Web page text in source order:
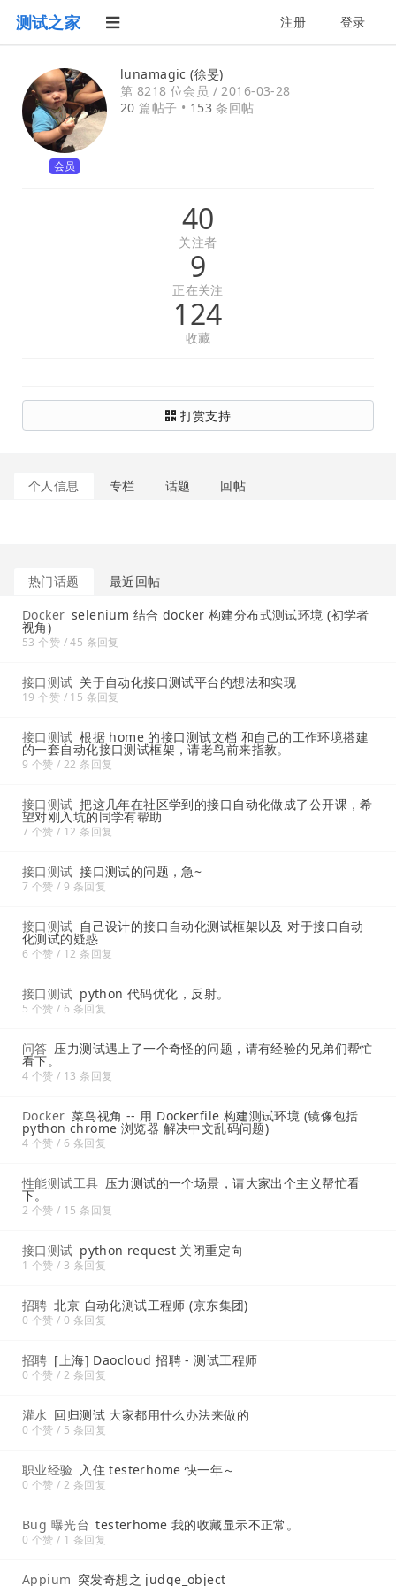
测试之家 注册 登录
会员
lunamagic (徐旻)
第 8218 位会员 /2016-03-28
20 篇帖子 • 153 条回帖
40
关注者
9
正在关注
124
收藏
打赏支持
个人信息 专栏 话题 回帖
热门话题
最近回帖
Docker selenium 结合 docker 构建分布式测试环境 (初学者
视角)
53 个赞 / 45 条回复
接口测试 关于自动化接口测试平台的想法和实现
19 个赞 / 15 条回复
接口测试 根据 home 的接口测试文档 和自己的工作环境搭建
的一套自动化接口测试框架，请老鸟前来指教。
9 个赞 / 22 条回复
接口测试 把这几年在社区学到的接口自动化做成了公开课，希
望对刚入坑的同学有帮助
7 个赞 / 12 条回复
接口测试 接口测试的问题，急~
7 个赞 / 9 条回复
接口测试 自己设计的接口自动化测试框架以及 对于接口自动
化测试的疑惑
6 个赞 / 12 条回复
接口测试 python 代码优化，反射。
5 个赞 / 6 条回复
问答 压力测试遇上了一个奇怪的问题，请有经验的兄弟们帮忙
看下。
4 个赞 / 13 条回复
Docker 菜鸟视角 -- 用 Dockerfile 构建测试环境 (镜像包括
python chrome 浏览器 解决中文乱码问题)
4 个赞 / 6 条回复
性能测试工具 压力测试的一个场景，请大家出个主义帮忙看
下。
2 个赞 / 15 条回复
接口测试 python request 关闭重定向
1 个赞 / 3 条回复
招聘 北京 自动化测试工程师 (京东集团)
0 个赞 / 0 条回复
招聘 [上海] Daocloud 招聘 - 测试工程师
0 个赞 / 2 条回复
灌水 回归测试 大家都用什么办法来做的
0 个赞 / 5 条回复
职业经验 入住 testerhome 快一年～
0 个赞 / 2 条回复
Bug 曝光台 testerhome 我的收藏显示不正常。
0 个赞 / 1 条回复
Appium 突发奇想之 judge_object